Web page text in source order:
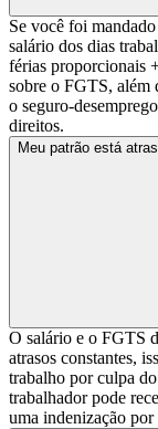
Se você foi
salário dos dias
férias proporcionais
sobre o FGTS, além
o seguro-
direitos.
Meu patrão está
O salário e o FGTS
atrasos constantes,
trabalho por culpa
trabalhador pode
uma indenização por